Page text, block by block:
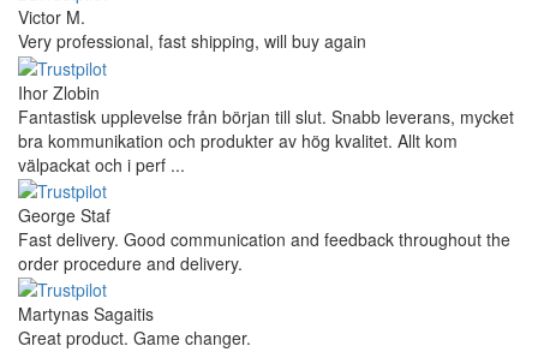
Victor M.
Very professional, fast shipping, will buy again
Ihor Zlobin
Fantastisk upplevelse från början till slut. Snabb leverans, mycket
bra kommunikation och produkter av hög kvalitet. Allt kom
välpackat och i perf ...
George Staf
Fast delivery. Good communication and feedback throughout the
order procedure and delivery.
Martynas Sagaitis
Great product. Game changer.